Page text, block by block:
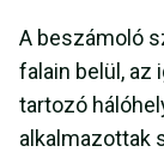
A beszámoló
falain belül, az
tartozó
alkalmazottak